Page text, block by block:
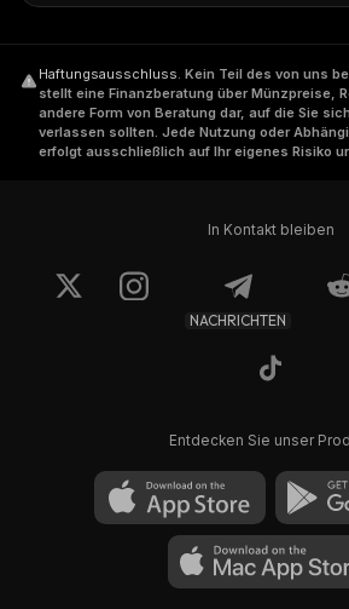
Haftungsausschluss. Kein Teil des von uns
stellt eine Finanzberatung über Münzpreise,
andere Form von Beratung dar, auf die Sie
verlassen sollten. Jede Nutzung oder
erfolgt ausschließlich auf Ihr eigenes Risiko
In Kontakt bleiben
NACHRICHTEN
Entdecken Sie unser